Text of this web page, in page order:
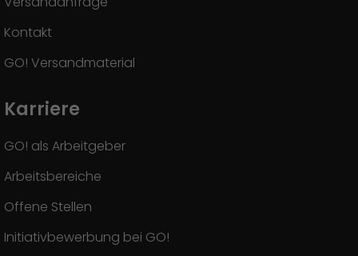
Kontakt
GO! Versandmaterial
Karriere
GO! als Arbeitgeber
Arbeitsbereiche
Offene Stellen
Initiativbewerbung bei GO!